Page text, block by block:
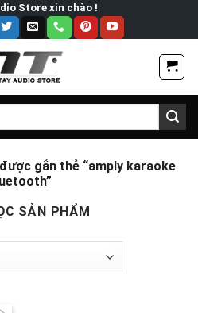
Store xin chào !
gắn thẻ “amply karaoke
SẢN PHẨM